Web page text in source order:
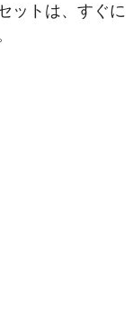
ットは、すぐに